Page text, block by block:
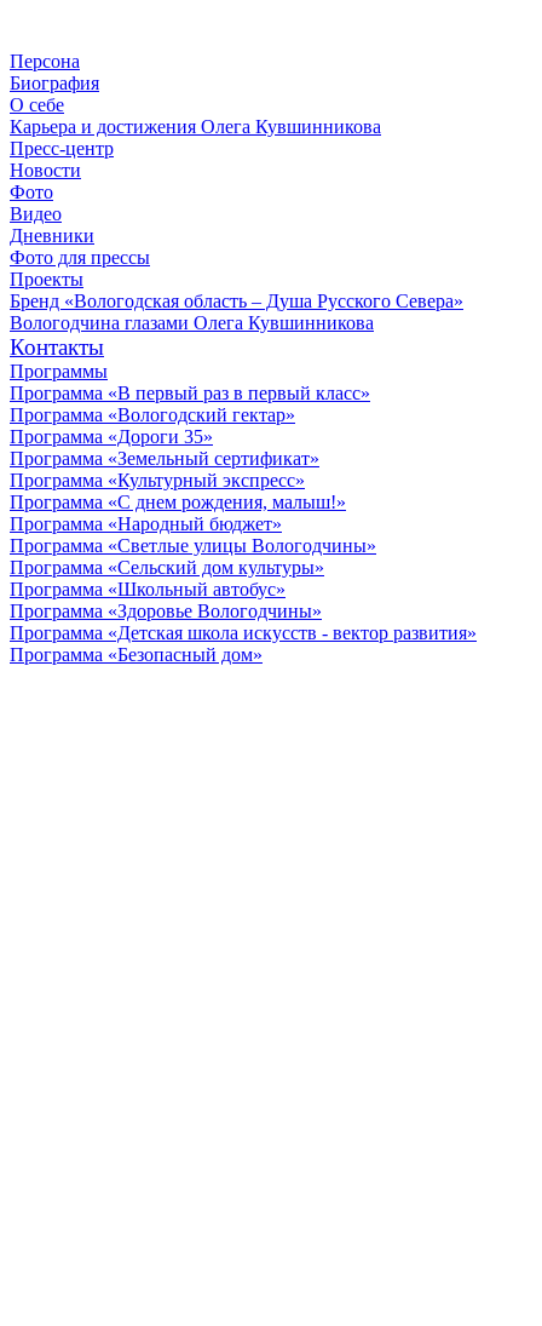
Персона
Биография
О себе
Карьера и достижения Олега Кувшинникова
Пресс-центр
Новости
Фото
Видео
Дневники
Фото для прессы
Проекты
Бренд «Вологодская область – Душа Русского Севера»
Вологодчина глазами Олега Кувшинникова
Контакты
Программы
Программа «В первый раз в первый класс»
Программа «Вологодский гектар»
Программа «Дороги 35»
Программа «Земельный сертификат»
Программа «Культурный экспресс»
Программа «С днем рождения, малыш!»
Программа «Народный бюджет»
Программа «Светлые улицы Вологодчины»
Программа «Сельский дом культуры»
Программа «Школьный автобус»
Программа «Здоровье Вологодчины»
Программа «Детская школа искусств - вектор развития»
Программа «Безопасный дом»